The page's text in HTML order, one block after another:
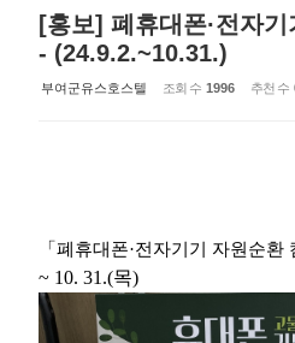
[홍보] 폐휴대폰·전자
- (24.9.2.~10.31.)
부여군유스호스텔 조회 수 1996 추천 수
「 폐휴대폰·전자기기 자원순환
~ 10. 31.(목)